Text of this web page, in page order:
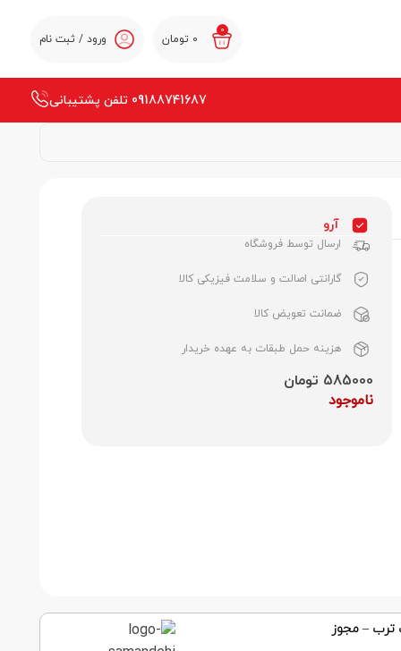
0
0 تومان ورود / ثبت نام
09188741687 تلفن پشتیبانی
آرو
ارسال توسط فروشگاه
گارانتی اصالت و سلامت فیزیکی کالا
ضمانت تعویض کالا
هزینه حمل طبقات به عهده خریدار
585000 تومان
ناموجود
ترب – مجوز